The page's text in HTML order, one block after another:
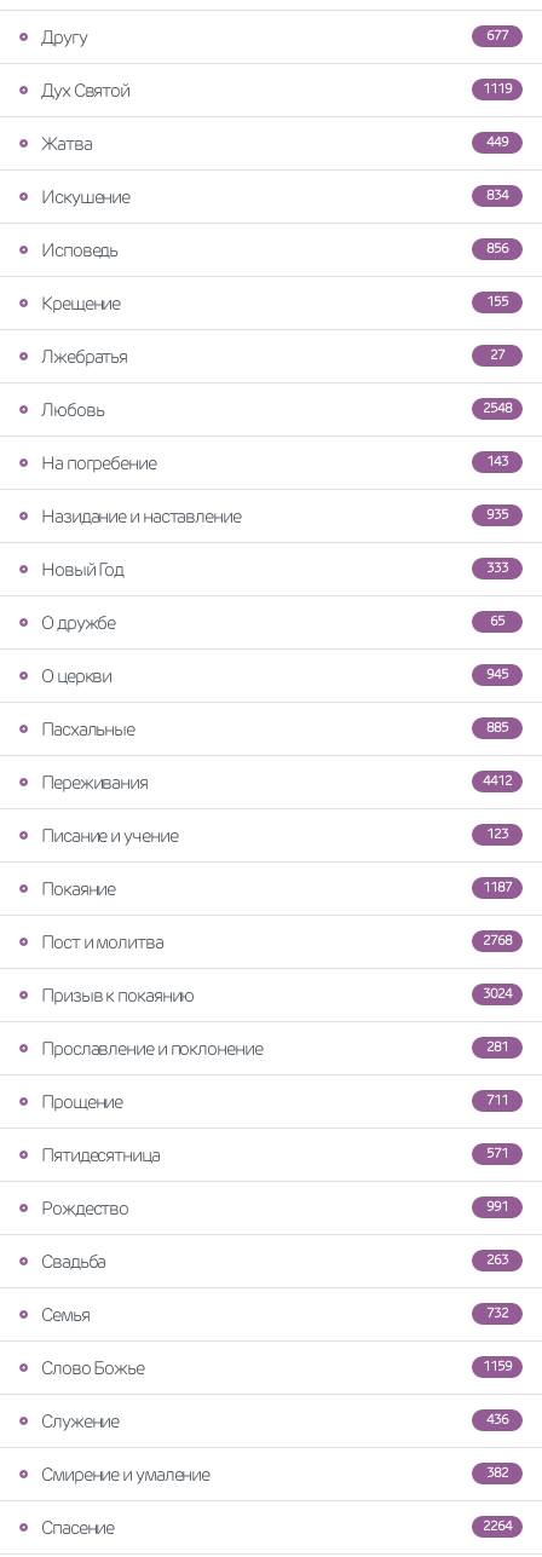
677
Другу
1119
Дух Святой
449
Жатва
834
Искушение
856
Исповедь
155
Крещение
27
Лжебратья
2548
Любовь
143
На погребение
935
Назидание и наставление
333
Новый Год
65
О дружбе
945
О церкви
885
Пасхальные
4412
Переживания
123
Писание и учение
1187
Покаяние
2768
Пост и молитва
3024
Призыв к покаянию
281
Прославление и поклонение
711
Прощение
571
Пятидесятница
991
Рождество
263
Свадьба
732
Семья
1159
Слово Божье
436
Служение
382
Смирение и умаление
2264
Спасение